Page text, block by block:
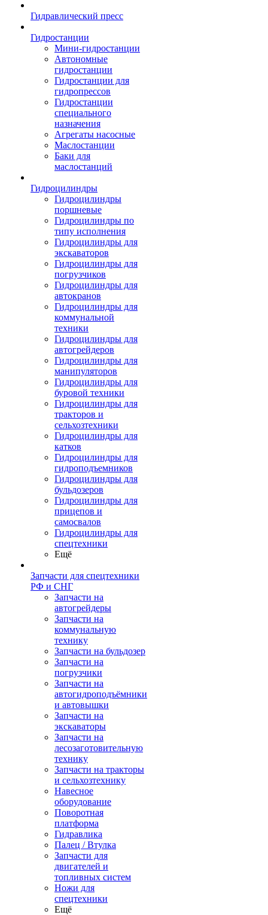
Гидравлический пресс
Гидростанции
Мини-гидростанции
Автономные
гидростанции
Гидростанции для
гидропрессов
Гидростанции
специального
назначения
Агрегаты насосные
Маслостанции
Баки для
маслостанций
Гидроцилиндры
Гидроцилиндры
поршневые
Гидроцилиндры по
типу исполнения
Гидроцилиндры для
экскаваторов
Гидроцилиндры для
погрузчиков
Гидроцилиндры для
автокранов
Гидроцилиндры для
коммунальной
техники
Гидроцилиндры для
автогрейдеров
Гидроцилиндры для
манипуляторов
Гидроцилиндры для
буровой техники
Гидроцилиндры для
тракторов и
сельхозтехники
Гидроцилиндры для
катков
Гидроцилиндры для
гидроподъемников
Гидроцилиндры для
бульдозеров
Гидроцилиндры для
прицепов и
самосвалов
Гидроцилиндры для
спецтехники
Ещё
Запчасти для спецтехники
РФ и СНГ
Запчасти на
автогрейдеры
Запчасти на
коммунальную
технику
Запчасти на бульдозер
Запчасти на
погрузчики
Запчасти на
автогидроподъёмники
и автовышки
Запчасти на
экскаваторы
Запчасти на
лесозаготовительную
технику
Запчасти на тракторы
и сельхозтехнику
Навесное
оборудование
Поворотная
платформа
Гидравлика
Палец / Втулка
Запчасти для
двигателей и
топливных систем
Ножи для
спецтехники
Ещё